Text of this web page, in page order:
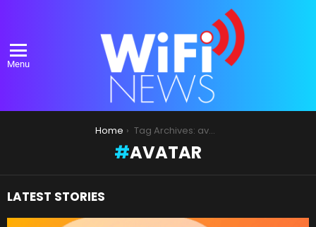
Menu
Home Tag Archives: avatar
AVATAR
LATEST STORIES